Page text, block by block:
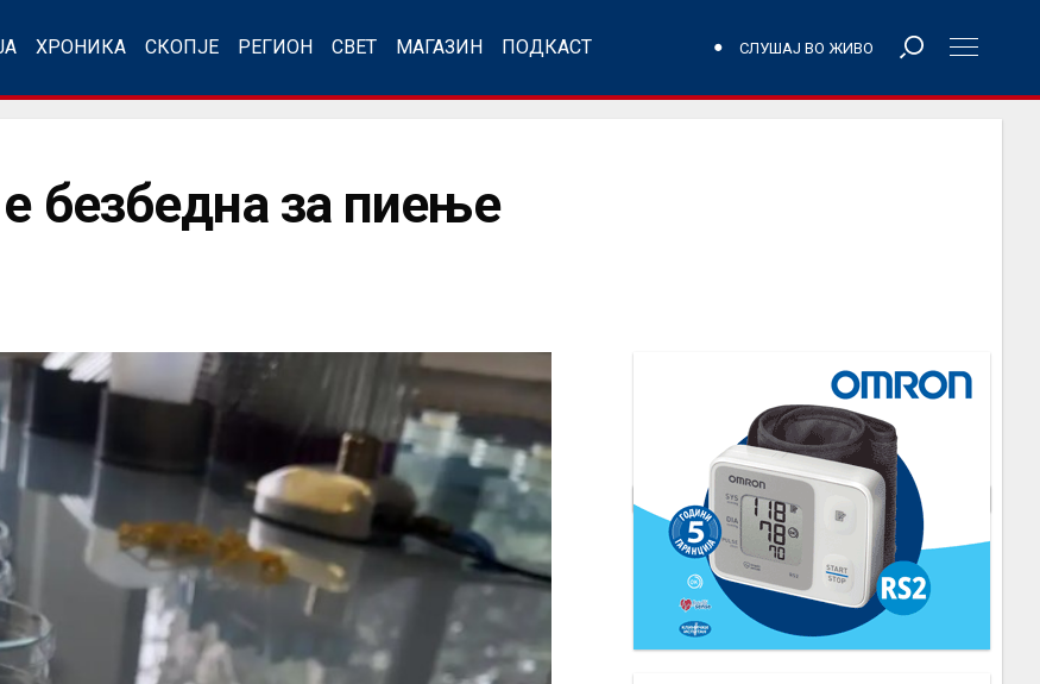
ХРОНИКА СКОПЈЕ РЕГИОН СВЕТ МАГАЗИН ПОДКАСТ СЛУШАЈ ВО ЖИВО
безбедна за пиење